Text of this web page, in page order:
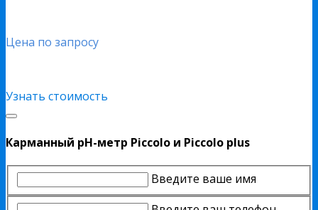
Цена по запросу
Узнать стоимость
Карманный pH-метр Piccolo и Piccolo plus
Введите ваше имя